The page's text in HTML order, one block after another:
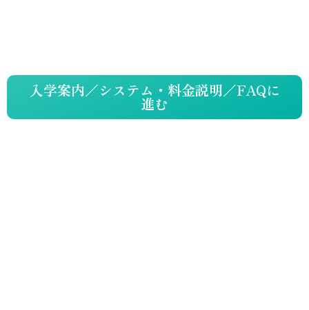
入学案内／システム・料金説明／FAQに
進む